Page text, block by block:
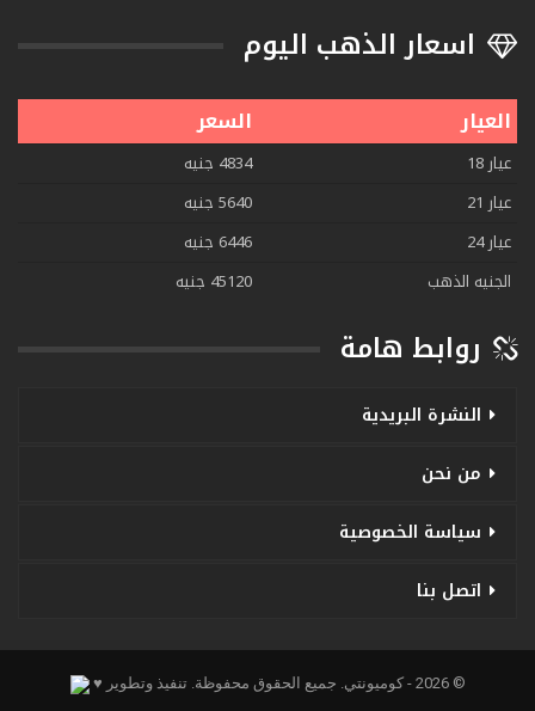
اسعار الذهب اليوم
العيار السعر
عيار 18
4834 جنيه
عيار 21
5640 جنيه
عيار 24
6446 جنيه
الجنيه الذهب
45120 جنيه
روابط هامة
النشرة البريدية
من نحن
سياسة الخصوصية
اتصل بنا
© 2026 - كوميونتي. جميع الحقوق محفوظة. تنفيذ وتطوير ♥